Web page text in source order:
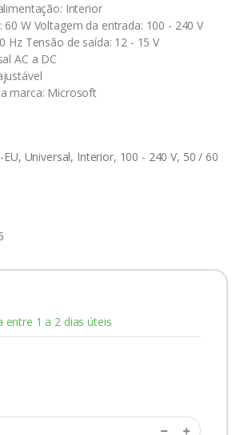
Interior
60 W Voltagem da entrada: 100 - 240 V
Hz Tensão de saída: 12 - 15 V
AC a DC
marca: Microsoft
Universal, Interior, 100 - 240 V, 50 / 60
entre 1 a 2 dias úteis